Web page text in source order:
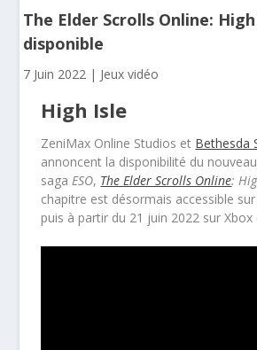
The Elder Scrolls Online:
disponible
7 Juin 2022 | Jeux vidéo
High Isle
ZeniMax Online Studios et Bethesda
annoncent la disponibilité du
sagaESO, The Elder Scrolls Online:
chapitre est désormais accessible
puis à partir du 21 juin 2022 sur Xbox